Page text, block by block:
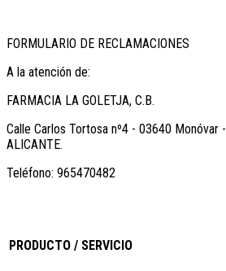
FORMULARIO DE RECLAMACIONES
A la atención de:
FARMACIA LA GOLETJA, C.B.
Calle Carlos Tortosa nº4 - 03640 Monóvar -
ALICANTE.
Teléfono: 965470482
PRODUCTO / SERVICIO